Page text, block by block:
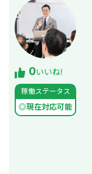
0いいね!
稼働ステータス
◎現在対応可能